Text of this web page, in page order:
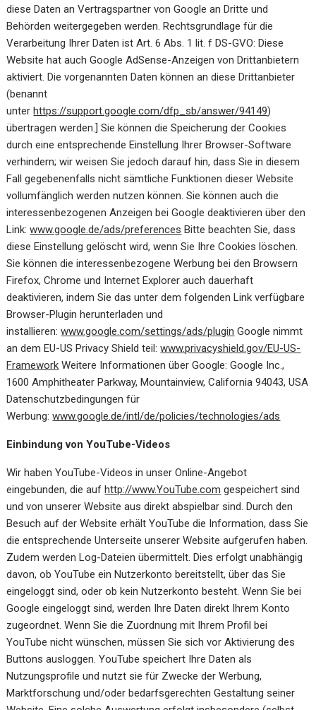
diese Daten an Vertragspartner von Google an Dritte und
Behörden weitergegeben werden. Rechtsgrundlage für die
Verarbeitung Ihrer Daten ist Art. 6 Abs. 1 lit. f DS-GVO: Diese
Website hat auch Google AdSense-Anzeigen von Drittanbietern
aktiviert. Die vorgenannten Daten können an diese Drittanbieter
(benannt
unterhttps://support.google.com/dfp_sb/answer/94149)
übertragen werden.] Sie können die Speicherung der Cookies
durch eine entsprechende Einstellung Ihrer Browser-Software
verhindern; wir weisen Sie jedoch darauf hin, dass Sie in diesem
Fall gegebenenfalls nicht sämtliche Funktionen dieser Website
vollumfänglich werden nutzen können. Sie können auch die
interessenbezogenen Anzeigen bei Google deaktivieren über den
Link:www.google.de/ads/preferences Bitte beachten Sie, dass
diese Einstellung gelöscht wird, wenn Sie Ihre Cookies löschen.
Sie können die interessenbezogene Werbung bei den Browsern
Firefox, Chrome und Internet Explorer auch dauerhaft
deaktivieren, indem Sie das unter dem folgenden Link verfügbare
Browser-Plugin herunterladen und
installieren:www.google.com/settings/ads/plugin Google nimmt
an dem EU-US Privacy Shield teil:www.privacyshield.gov/EU-US-
Framework Weitere Informationen über Google: Google Inc.,
1600 Amphitheater Parkway, Mountainview, California 94043, USA
Datenschutzbedingungen für
Werbung:www.google.de/intl/de/policies/technologies/ads
Einbindung von YouTube-Videos
Wir haben YouTube-Videos in unser Online-Angebot
eingebunden, die aufhttp://www.YouTube.com gespeichert sind
und von unserer Website aus direkt abspielbar sind. Durch den
Besuch auf der Website erhält YouTube die Information, dass Sie
die entsprechende Unterseite unserer Website aufgerufen haben.
Zudem werden Log-Dateien übermittelt. Dies erfolgt unabhängig
davon, ob YouTube ein Nutzerkonto bereitstellt, über das Sie
eingeloggt sind, oder ob kein Nutzerkonto besteht. Wenn Sie bei
Google eingeloggt sind, werden Ihre Daten direkt Ihrem Konto
zugeordnet. Wenn Sie die Zuordnung mit Ihrem Profil bei
YouTube nicht wünschen, müssen Sie sich vor Aktivierung des
Buttons ausloggen. YouTube speichert Ihre Daten als
Nutzungsprofile und nutzt sie für Zwecke der Werbung,
Marktforschung und/oder bedarfsgerechten Gestaltung seiner